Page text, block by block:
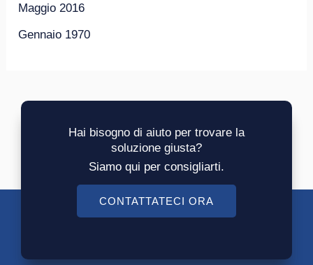
Maggio 2016
Gennaio 1970
Hai bisogno di aiuto per trovare la
soluzione giusta?
Siamo qui per consigliarti.
CONTATTATECI ORA